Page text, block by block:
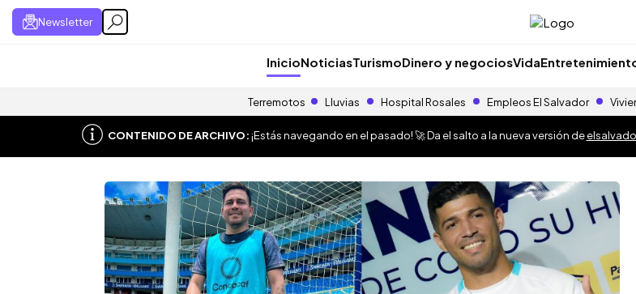
Newsletter
InicioNoticiasTurismoDinero y negociosVida
Terremotos Lluvias Hospital Rosales Empleos El Salvador
CONTENIDO DE ARCHIVO:¡Estás navegando en el pasado! 🚀 Da el salto a la nueva versión de